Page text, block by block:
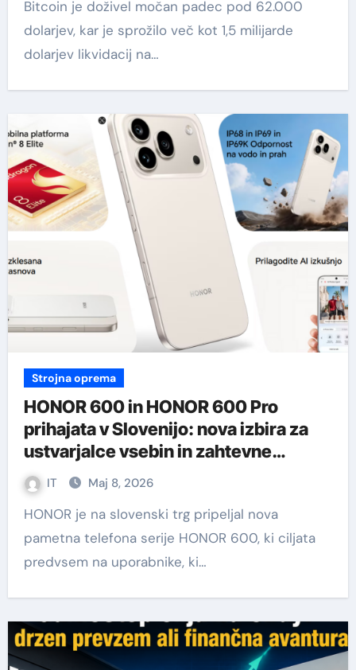
Bitcoin je doživel močan padec pod 62.000
dolarjev, kar je sprožilo več kot 1,5 milijarde
dolarjev likvidacij na…
Strojna oprema
HONOR 600 in HONOR 600 Pro
prihajata v Slovenijo: nova izbira za
ustvarjalce vsebin in zahtevne
uporabnike
IT Maj 8, 2026
HONOR je na slovenski trg pripeljal nova
pametna telefona serije HONOR 600, ki ciljata
predvsem na uporabnike, ki…